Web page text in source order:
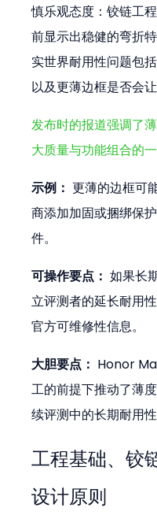
慎乐观态度：铰链工
前显示出稳健的弯折
实世界耐用性问题包
以及更薄边框是否会让
发布时的报道强调了
大质量与功能组合的
示例： 更薄的边框可
商添加加固或捆绑保
件。
可操作要点： 如果长
立评测者的延长耐用
官方可维修性信息。
大胆要点： Honor
工的前提下推动了薄
续评测中的长期耐用性
工程基础、铰
设计原则